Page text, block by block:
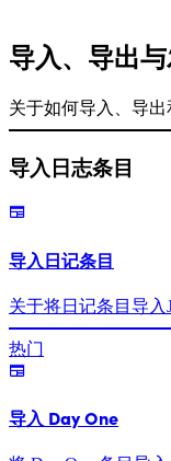
导入、导出
关于如何导入、导出
导入日志条目
导入日记条目
关于将日记条目导入
热门
导入 Day One